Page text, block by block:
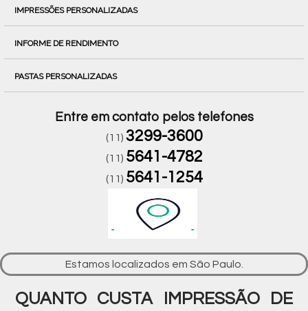
IMPRESSÕES PERSONALIZADAS
INFORME DE RENDIMENTO
PASTAS PERSONALIZADAS
Entre em contato pelos telefones
(11) 3299-3600
(11) 5641-4782
(11) 5641-1254
Estamos localizados em São Paulo.
QUANTO CUSTA IMPRESSÃO DE